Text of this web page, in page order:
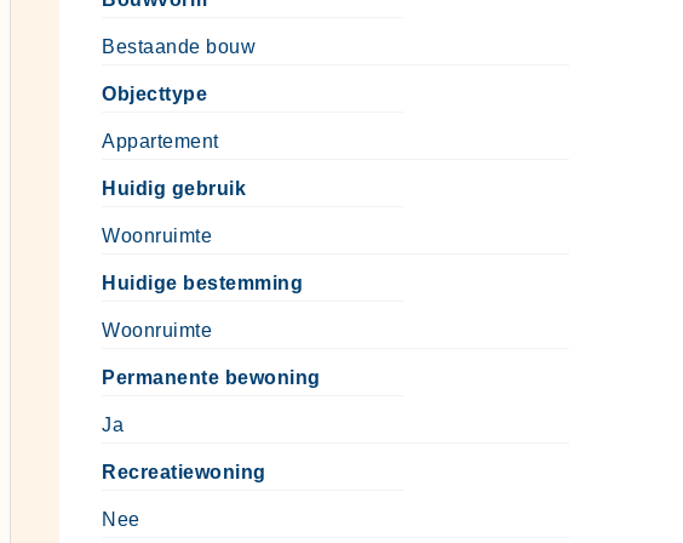
Bestaande bouw
Objecttype
Appartement
Huidig gebruik
Woonruimte
Huidige bestemming
Woonruimte
Permanente bewoning
Ja
Recreatiewoning
Nee